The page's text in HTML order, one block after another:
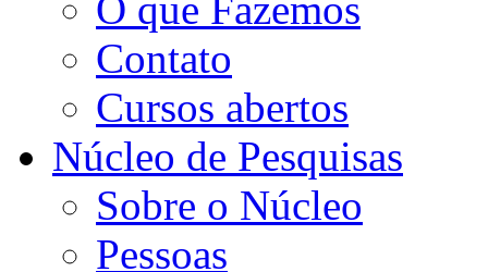
Contato
Cursos abertos
Núcleo de Pesquisas
Sobre o Núcleo
Pessoas